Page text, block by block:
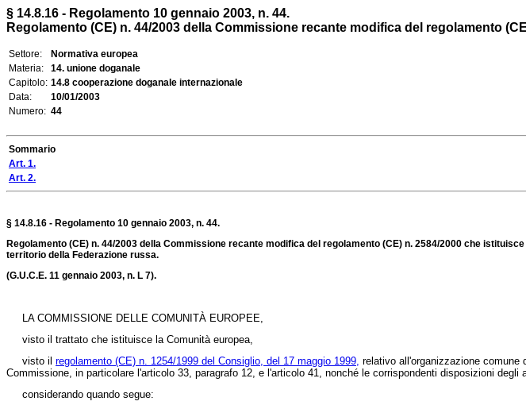
§ 14.8.16 - Regolamento 10 gennaio 2003, n. 44.
Regolamento (CE) n. 44/2003 della Commissione recante modifica del regolamento
Settore:
Normativa europea
Materia:
14. unione doganale
Capitolo: 14.8 cooperazione doganale internazionale
Data:
10/01/2003
Numero: 44
Sommario
Art. 1.
Art. 2.
§ 14.8.16 - Regolamento 10 gennaio 2003, n. 44.
Regolamento (CE) n. 44/2003 della Commissione recante modifica del regolamento (CE) n. 2584/2000 che
territorio della Federazione russa.
(G.U.C.E. 11 gennaio 2003, n. L 7).
LA COMMISSIONE DELLE COMUNITÀ EUROPEE,
visto il trattato che istituisce la Comunità europea,
visto il regolamento (CE) n. 1254/1999 del Consiglio, del 17 maggio 1999, relativo all'organizzazione comune
Commissione, in particolare l'articolo 33, paragrafo 12, e l'articolo 41, nonché le corrispondenti disposizioni
considerando quando segue: